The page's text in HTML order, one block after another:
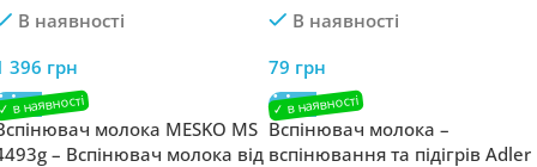
від Adler.
В наявності
396 грн
для своєї улюбленої кави з
В наявності
79 грн
молока MESKO MS
– Вспінювач молока від
Вспінювач молока –
вспінювання та підігрів Adler